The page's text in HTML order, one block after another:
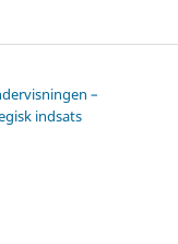
–
indsats